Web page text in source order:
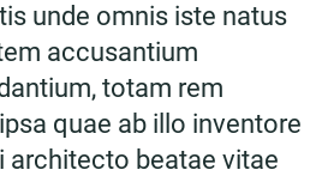
unde omnis iste natus
accusantium
totam rem
quae ab illo inventore
architecto beatae vitae